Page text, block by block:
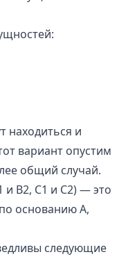
находиться и
вариант опустим
общий случай.
B2, C1 и C2) — это
основанию A,
следующие